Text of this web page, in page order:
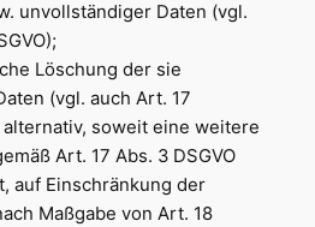
unvollständiger Daten (vgl.
Löschung der sie
(vgl. auch Art. 17
alternativ, soweit eine weitere
Art. 17 Abs. 3 DSGVO
auf Einschränkung der
Maßgabe von Art. 18